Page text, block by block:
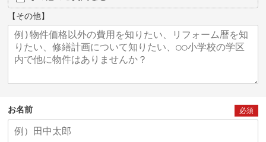
【その他】
お名前 必須